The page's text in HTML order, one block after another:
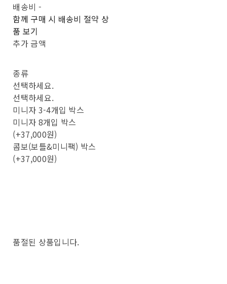
배송비 -
함께 구매 시 배송비 절약 상
품 보기
추가 금액
종류
선택하세요.
선택하세요.
미니자 3-4개입 박스
미니자 8개입 박스
(+37,000원)
콤보(보틀&미니팩) 박스
(+37,000원)
품절된 상품입니다.